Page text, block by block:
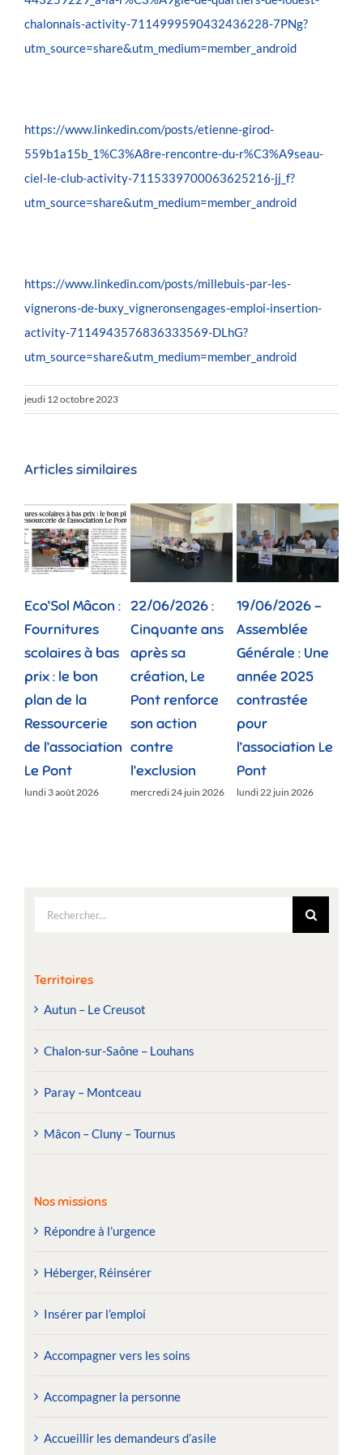
chalonnais-activity-7114999590432436228-7PNg?
utm_source=share&utm_medium=member_android
https://www.linkedin.com/posts/etienne-girod-
559b1a15b_1%C3%A8re-rencontre-du-r%C3%A9seau-
ciel-le-club-activity-7115339700063625216-jj_f?
utm_source=share&utm_medium=member_android
https://www.linkedin.com/posts/millebuis-par-les-
vignerons-de-buxy_vigneronsengages-emploi-insertion-
activity-7114943576836333569-DLhG?
utm_source=share&utm_medium=member_android
jeudi 12 octobre 2023
Articles similaires
Eco’Sol Mâcon :
Fournitures
scolaires à bas
prix : le bon
plan de la
Ressourcerie
de l’association
Le Pont
lundi 3 août 2026
22/06/2026 :
Cinquante ans
après sa
création, Le
Pont renforce
son action
contre
l’exclusion
mercredi 24 juin 2026
19/06/2026 –
Assemblée
Générale : Une
année 2025
contrastée
pour
l’association Le
Pont
lundi 22 juin 2026
Rechercher:
Territoires
Autun – Le Creusot
Chalon-sur-Saône – Louhans
Paray – Montceau
Mâcon – Cluny – Tournus
Nos missions
Répondre à l’urgence
Héberger, Réinsérer
Insérer par l’emploi
Accompagner vers les soins
Accompagner la personne
Accueillir les demandeurs d’asile